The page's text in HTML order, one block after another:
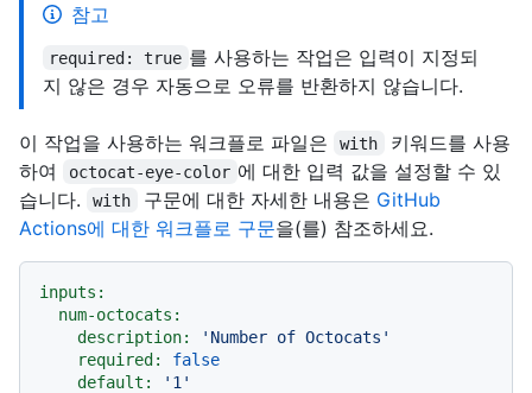
참고
required: true 를 사용하는 작업은 입력이 지정되
지 않은 경우 자동으로 오류를 반환하지 않습니다.
이 작업을 사용하는 워크플로 파일은 with
키워드를 사용
하여
octocat-eye-color 에 대한 입력 값을 설정할 수 있
습니다.
with 구문에 대한 자세한 내용은 GitHub
Actions에 대한 워크플로 구문을(를) 참조하세요.
inputs:
num-octocats:
description:
'Number of Octocats'
required:
false
default:
'1'